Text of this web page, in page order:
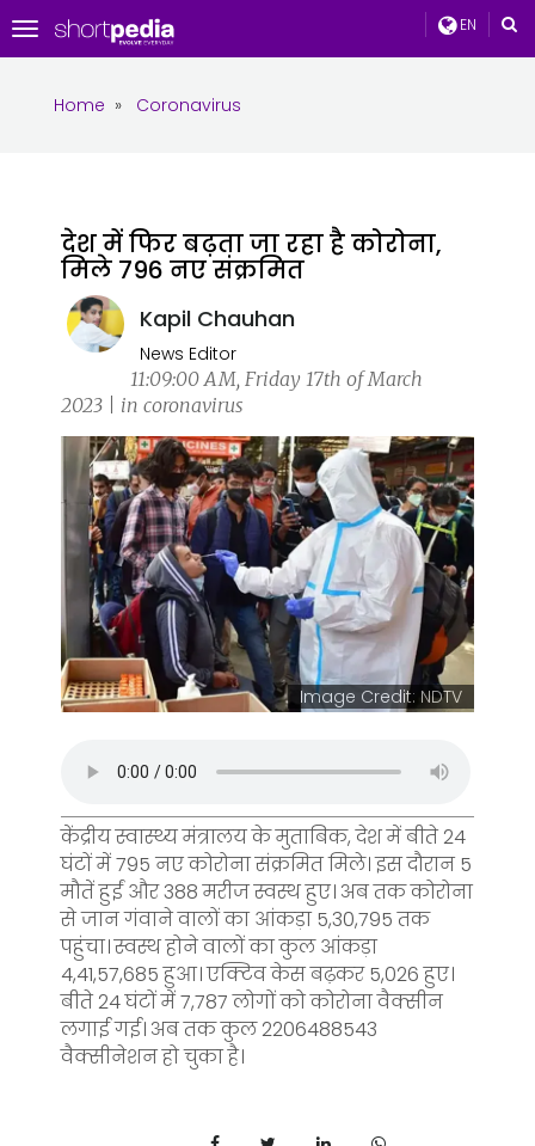
EN
Toggle
navigation
Home » Coronavirus
देश में फिर बढ़ता जा रहा है कोरोना,
मिले 796 नए संक्रमित
Kapil Chauhan
News Editor
11:09:00 AM, Friday 17th of March
2023 | in coronavirus
Image Credit: NDTV
केंद्रीय स्वास्थ्य मंत्रालय के मुताबिक, देश में बीते 24
घंटों में 795 नए कोरोना संक्रमित मिले। इस दौरान 5
मौतें हुईं और 388 मरीज स्वस्थ हुए। अब तक कोरोना
से जान गंवाने वालों का आंकड़ा 5,30,795 तक
पहुंचा। स्वस्थ होने वालों का कुल आंकड़ा
4,41,57,685 हुआ। एक्टिव केस बढ़कर 5,026 हुए।
बीते 24 घंटों में 7,787 लोगों को कोरोना वैक्सीन
लगाई गई। अब तक कुल 2206488543
वैक्सीनेशन हो चुका है।